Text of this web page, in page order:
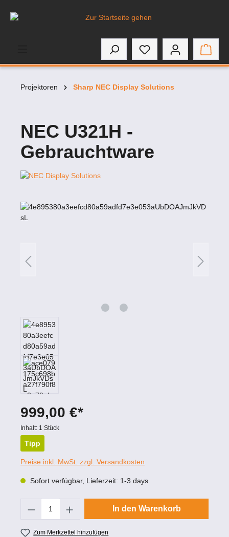
springen
Projektoren Sharp NEC Display Solutions
NEC U321H -
Gebrauchtware
999,00 €*
Inhalt: 1 Stück
Tipp
Preise inkl. MwSt. zzgl. Versandkosten
Sofort verfügbar, Lieferzeit: 1-3 days
Produkt Anzahl: Gib den gewünschten
In den Warenkorb
Zum Merkzettel hinzufügen